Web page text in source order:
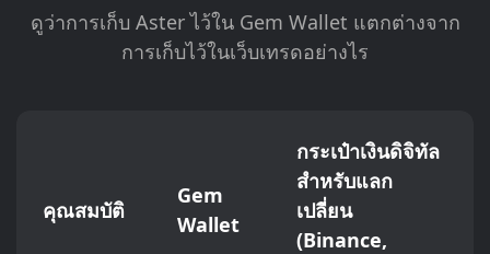
ดูว่าการเก็บ Aster ไว้ใน Gem Wallet แตกต่างจาก
การเก็บไว้ในเว็บเทรดอย่างไร
คุณสมบัติ
Gem
Wallet
กระเป๋าเงินดิจิทัล
สำหรับแลก
เปลี่ยน
(Binance,